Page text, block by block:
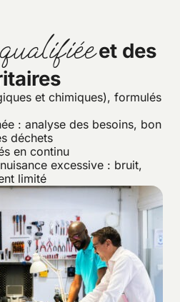
et des
et chimiques), formulés
: analyse des besoins, bon
déchets
en continu
excessive : bruit,
limité